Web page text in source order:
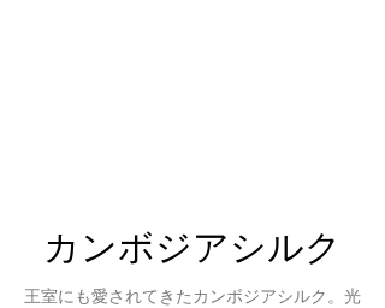
​カンボジアシルク
王室にも愛されてきたカンボジアシルク。光